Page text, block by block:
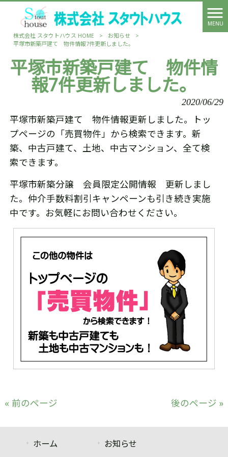
MENU
株式会社 スタウトハウス HOME
> お知らせ
>
平塚市新築戸建て 物件情報7件更新しました。
平塚市新築戸建て 物件情
報7件更新しました。
2020/06/29
平塚市新築戸建て 物件情報更新しました。トッ
プページの「売買物件」から検索できます。新
築、中古戸建て、土地、中古マンション、全て検
索できます。
平塚市新築分譲 会員限定公開情報 更新しまし
た。仲介手数料割引キャンペーンも引き続き実施
中です。お気軽にお問い合わせください。
« 前のページ 後のページ »
ホーム お知らせ